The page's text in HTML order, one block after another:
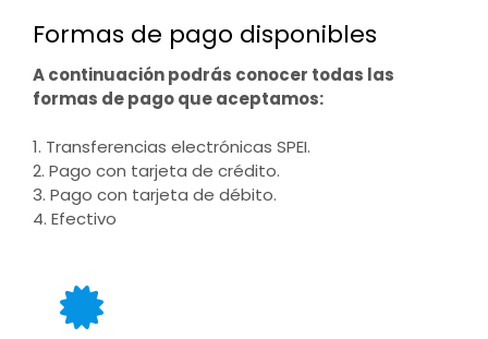
Formas de pago disponibles
A continuación podrás conocer todas las
formas de pago que aceptamos:
1. Transferencias electrónicas SPEI.
2. Pago con tarjeta de crédito.
3. Pago con tarjeta de débito.
4. Efectivo